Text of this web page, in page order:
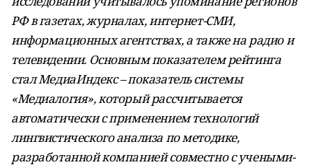
РФ в газетах, журналах, интернет-СМИ,
информационных агентствах, а также на радио и
телевидении. Основным показателем рейтинга
стал МедиаИндекс – показатель системы
«Медиалогия», который рассчитывается
автоматически с применением технологий
лингвистического анализа по методике,
разработанной компанией совместно с учеными-